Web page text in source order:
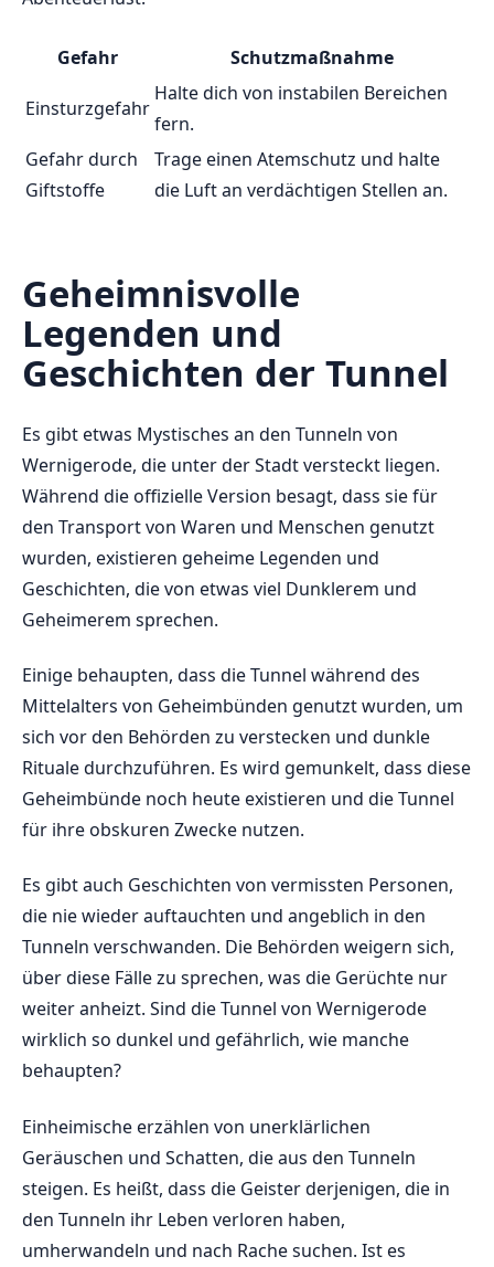
Gefahr Schutzmaßnahme
Einsturzgefahr
Halte ‌dich von instabilen Bereichen
fern.
Gefahr⁤ durch
⁢Giftstoffe
Trage⁢ einen Atemschutz ‍und​ halte
die Luft‍ an verdächtigen ⁣Stellen an.
Geheimnisvolle
Legenden und
Geschichten der Tunnel
Es⁤ gibt⁣ etwas Mystisches‌ an den ⁤Tunneln von‍
Wernigerode,⁣ die unter der Stadt versteckt liegen.
Während⁢ die offizielle Version besagt, ‍dass sie für
den Transport von​ Waren und Menschen⁣ genutzt
wurden, ⁤existieren geheime⁢ Legenden und ​
Geschichten,‍ die von etwas​ viel Dunklerem und
Geheimerem sprechen.
Einige behaupten, dass die Tunnel‌ während ​des
Mittelalters von ​Geheimbünden ⁣genutzt wurden, um
sich vor den Behörden zu verstecken und dunkle
Rituale ‌durchzuführen. ⁢Es ⁣wird⁢ gemunkelt, dass diese
Geheimbünde noch heute existieren und die Tunnel
für ihre obskuren ‌Zwecke‍ nutzen.
Es‍ gibt auch⁣ Geschichten von vermissten ‍Personen,
die nie wieder‌ auftauchten und ‌angeblich in den​
Tunneln verschwanden. Die ‍Behörden weigern sich,
über​ diese‍ Fälle ⁤zu sprechen, was die Gerüchte ‌nur
⁤weiter anheizt. Sind die Tunnel von Wernigerode
wirklich so dunkel‌ und gefährlich, ⁢wie ‍manche⁢
behaupten?
Einheimische erzählen von unerklärlichen⁣
Geräuschen⁤ und Schatten, die aus den Tunneln
steigen.‍ Es⁢ heißt, dass‌ die Geister ⁣derjenigen, ⁤die⁣ in
den Tunneln ihr Leben verloren ​haben,
umherwandeln⁢ und⁢ nach Rache suchen. ‍Ist ​es